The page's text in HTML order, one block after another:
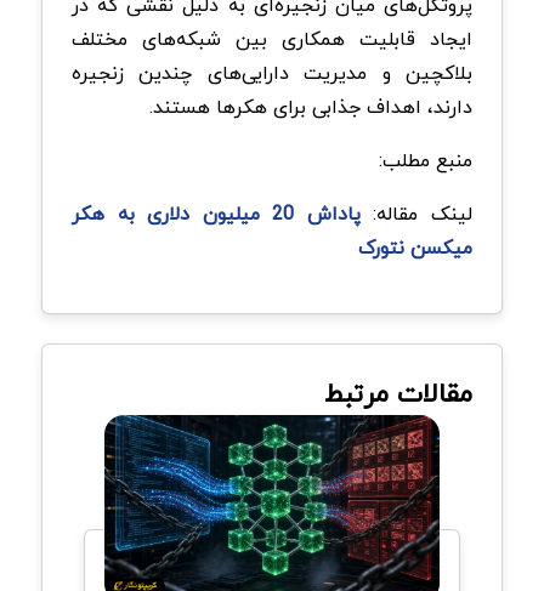
ایجاد قابلیت همکاری بین شبکه‌های مختلف
بلاکچین و مدیریت دارایی‌های چندین زنجیره
دارند، اهداف جذابی برای هکرها هستند.
منبع مطلب:
لینک مقاله:
پاداش 20 میلیون دلاری به هکر
میکسن نتورک
مقالات مرتبط